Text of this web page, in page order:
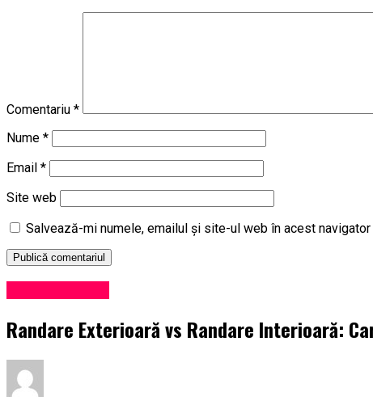
Comentariu *
Nume *
Email *
Site web
Salvează-mi numele, emailul și site-ul web în acest
Randare Exterioară vs Randare Interioară: